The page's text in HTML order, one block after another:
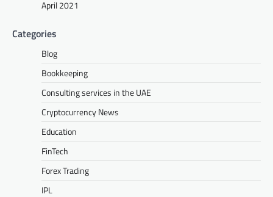
April 2021
Categories
Blog
Bookkeeping
Consulting services in the UAE
Cryptocurrency News
Education
FinTech
Forex Trading
IPL